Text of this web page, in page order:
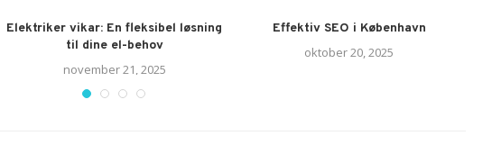
Elektriker vikar: En fleksibel løsning
til dine el-behov
november 21, 2025
Effektiv SEO i København
oktober 20, 2025